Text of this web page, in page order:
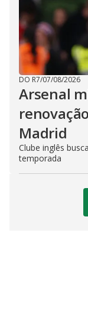
DO R7/07/08/2026
Arsenal
Madrid
Clube inglês
temporada